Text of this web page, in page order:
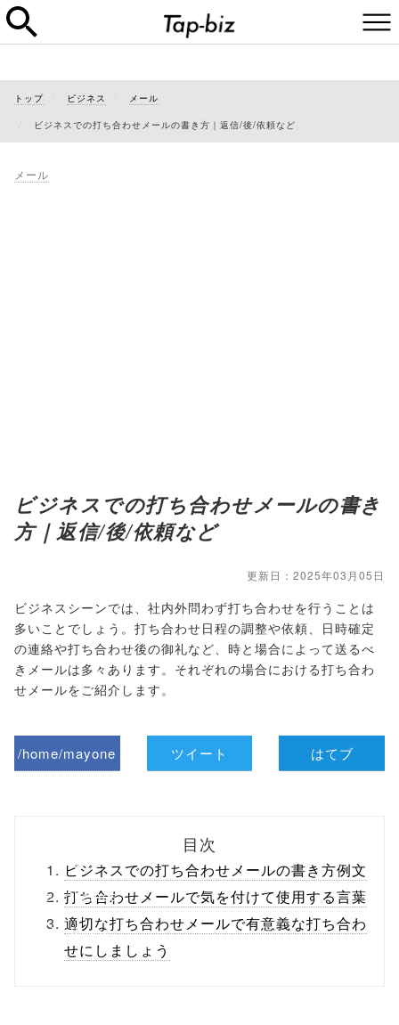
トップ ビジネス メール
ビジネスでの打ち合わせメールの書き方｜返信/後/依頼など
メール
ビジネスでの打ち合わせメールの書き
方｜返信/後/依頼など
更新日：2025年03月05日
ビジネスシーンでは、社内外問わず打ち合わせを行うことは
多いことでしょう。打ち合わせ日程の調整や依頼、日時確定
の連絡や打ち合わせ後の御礼など、時と場合によって送るべ
きメールは多々あります。それぞれの場合における打ち合わ
せメールをご紹介します。
/home/mayone
content/themes
/tapbiz_theme/
parts/sns-
ツイート はてブ
目次
ビジネスでの打ち合わせメールの書き方例文
打ち合わせメールで気を付けて使用する言葉
適切な打ち合わせメールで有意義な打ち合わ
せにしましょう